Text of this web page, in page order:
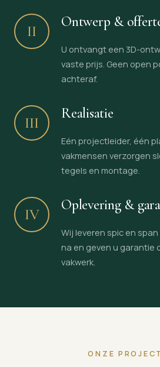
II
Ontwerp &
U ontvangt een 3D-
vaste prijs. Geen open
achteraf.
III
Realisatie
Eén projectleider, één
vakmensen verzorgen
tegels en montage.
IV
Oplevering &
Wij leveren spic en
na en geven u garantie
vakwerk.
ONZE